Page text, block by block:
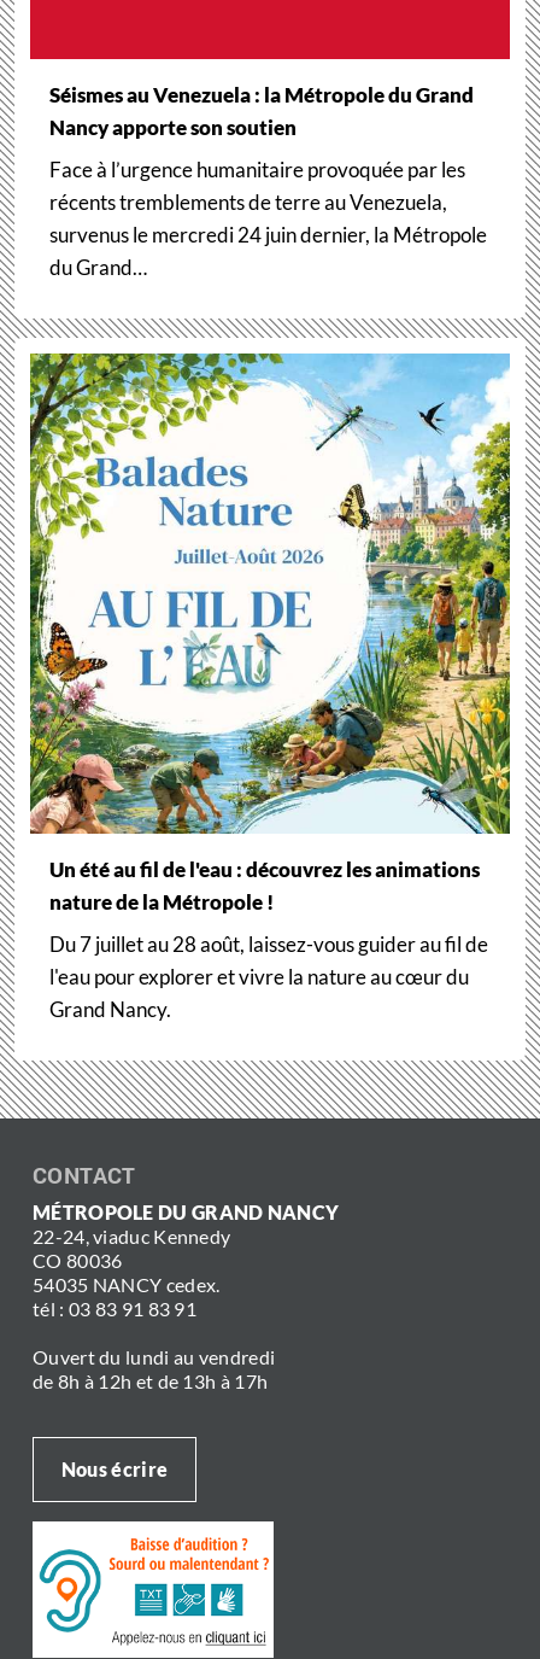
Séismes au Venezuela : la Métropole du Grand
Nancy apporte son soutien
Face à l’urgence humanitaire provoquée par les
récents tremblements de terre au Venezuela,
survenus le mercredi 24 juin dernier, la Métropole
du Grand…
Un été au fil de l'eau : découvrez les animations
nature de la Métropole !
Du 7 juillet au 28 août, laissez-vous guider au fil de
l'eau pour explorer et vivre la nature au cœur du
Grand Nancy.
CONTACT
MÉTROPOLE DU GRAND NANCY
22-24, viaduc Kennedy
CO 80036
54035 NANCY cedex.
tél : 03 83 91 83 91
Ouvert du lundi au vendredi
de 8h à 12h et de 13h à 17h
Nous écrire